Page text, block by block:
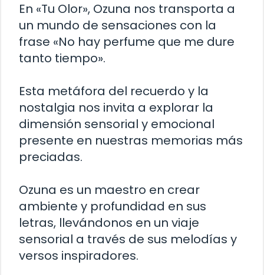
En «Tu Olor», Ozuna nos transporta a
un mundo de sensaciones con la
frase «No hay perfume que me dure
tanto tiempo».
Esta metáfora del recuerdo y la
nostalgia nos invita a explorar la
dimensión sensorial y emocional
presente en nuestras memorias más
preciadas.
Ozuna es un maestro en crear
ambiente y profundidad en sus
letras, llevándonos en un viaje
sensorial a través de sus melodías y
versos inspiradores.